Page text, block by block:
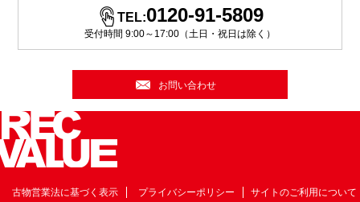
TEL:0120-91-5809
受付時間 9:00～17:00（土日・祝日は除く）
お問い合わせ
古物営業法に基づく表示 プライバシーポリシー サイトのご利用について